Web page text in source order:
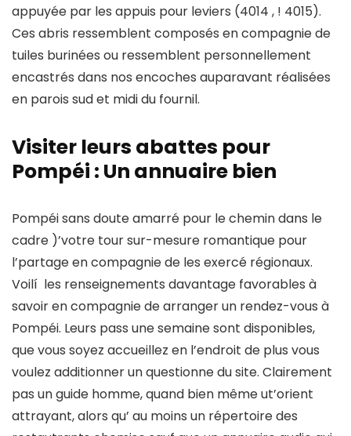
appuyée par les appuis pour leviers (4014 , ! 4015).
Ces abris ressemblent composés en compagnie de
tuiles burinées ou ressemblent personnellement
encastrés dans nos encoches auparavant réalisées
en parois sud et midi du fournil.
Visiter leurs abattes pour
Pompéi : Un annuaire bien
Pompéi sans doute amarré pour le chemin dans le
cadre )’votre tour sur-mesure romantique pour
l’partage en compagnie de les exercé régionaux.
Voilí les renseignements davantage favorables à
savoir en compagnie de arranger un rendez-vous à
Pompéi. Leurs pass une semaine sont disponibles,
que vous soyez accueillez en l’endroit de plus vous
voulez additionner un questionne du site. Clairement
pas un guide homme, quand bien même ut’orient
attrayant, alors qu’ au moins un répertoire des